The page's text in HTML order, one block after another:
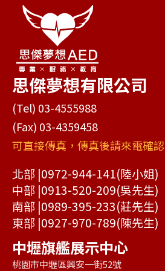
思傑夢想有限公司
(Tel) 03-4555988
(Fax) 03-4359458
可直接傳真，傳真後請來電確認
北部 |0972-944-141(陸小姐)
中部 |0913-520-209(吳先生)
南部 |0989-395-233(莊先生)
東部 |0927-970-789(陳先生)
中壢旗艦展示中心
桃園市中壢區興安一街52號